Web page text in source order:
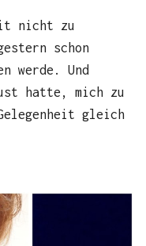
nicht zu
schon
werde. Und
hatte, mich zu
gleich